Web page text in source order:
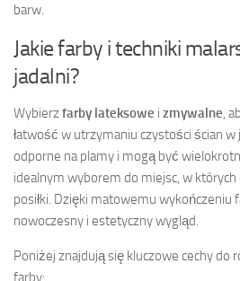
barw.
Jakie farby i techniki
jadalni?
Wybierzfarby lateksowe i zmywalne ,
łatwość w utrzymaniu czystości ścian w
odporne na plamy i mogą być
idealnym wyborem do miejsc, w
posiłki. Dzięki matowemu wykończeniu
nowoczesny i estetyczny wygląd.
Poniżej znajdują się kluczowe cechy do
farby: